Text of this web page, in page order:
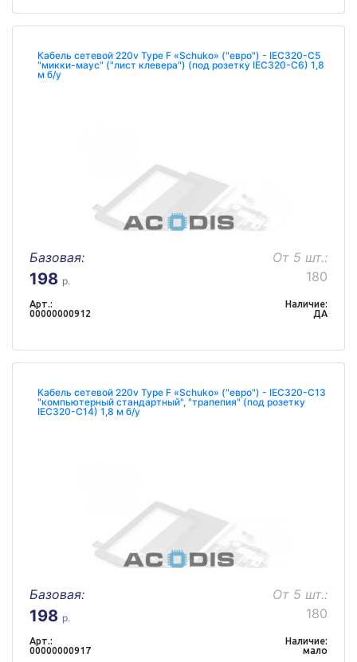
Кабель сетевой 220v Type F «Schuko» ("евро") - IEC320-C5
"микки-маус" ("лист клевера") (под розетку IEC320-C6) 1,8
м б/у
Базовая:
198 р.
От 5 шт.:
180
Арт.:
00000000912
Наличие:
ДА
Кабель сетевой 220v Type F «Schuko» ("евро") - IEC320-C13
"компьютерный стандартный", "трапепия" (под розетку
IEC320-C14) 1,8 м б/у
Базовая:
198 р.
От 5 шт.:
180
Арт.:
00000000917
Наличие:
мало